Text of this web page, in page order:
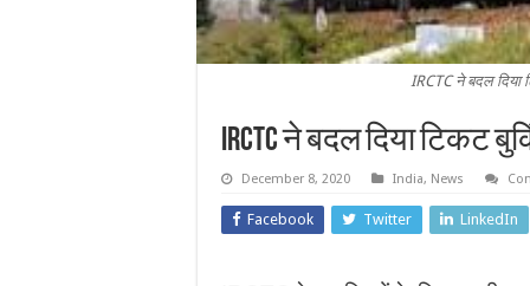
IRCTC ने बदल दिया
IRCTC ने बदल दिया टिकट
December 8, 2020 India, News
Facebook Twitter LinkedIn